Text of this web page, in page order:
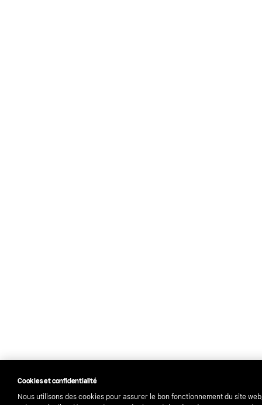
Cookies et confidentialité
Nous utilisons des cookies pour assurer le bon fonctionnement du site